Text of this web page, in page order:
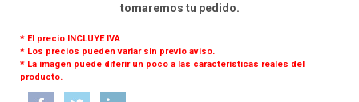
tomaremos tu pedido.
* El precio INCLUYE IVA
* Los precios pueden variar sin previo aviso.
* La imagen puede diferir un poco a las características reales del
producto.